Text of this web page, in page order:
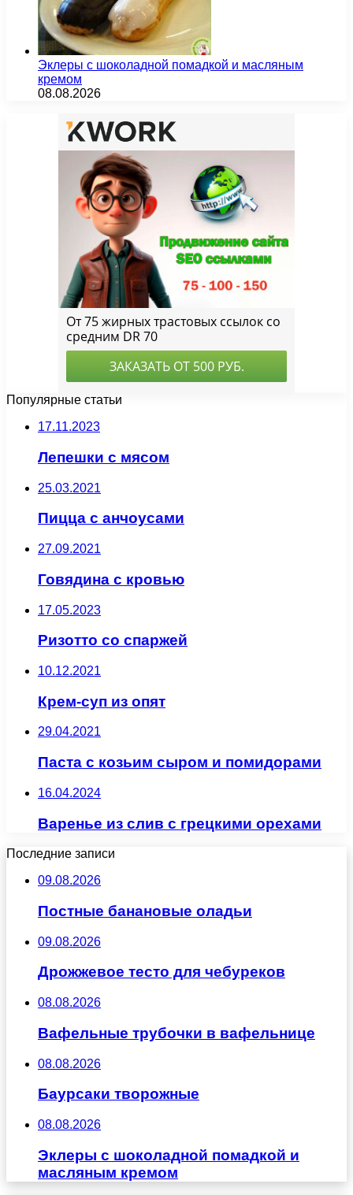
Эклеры с шоколадной помадкой и масляным
кремом
08.08.2026
Популярные статьи
17.11.2023
Лепешки с мясом
25.03.2021
Пицца с анчоусами
27.09.2021
Говядина с кровью
17.05.2023
Ризотто со спаржей
10.12.2021
Крем-суп из опят
29.04.2021
Паста с козьим сыром и помидорами
16.04.2024
Варенье из слив с грецкими орехами
Последние записи
09.08.2026
Постные банановые оладьи
09.08.2026
Дрожжевое тесто для чебуреков
08.08.2026
Вафельные трубочки в вафельнице
08.08.2026
Баурсаки творожные
08.08.2026
Эклеры с шоколадной помадкой и
масляным кремом